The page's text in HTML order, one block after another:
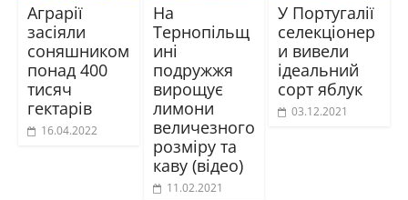
Аграрії
засіяли
соняшником
понад 400
тисяч
гектарів
16.04.2022
На
Тернопільщ
ині
подружжя
вирощує
лимони
величезного
розміру та
каву (відео)
11.02.2021
У Португалії
селекціонер
и вивели
ідеальний
сорт яблук
03.12.2021